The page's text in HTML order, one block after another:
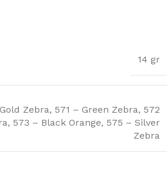
14 gr
Zebra, 571 – Green Zebra, 572
, 573 – Black Orange, 575 – Silver
Zebra